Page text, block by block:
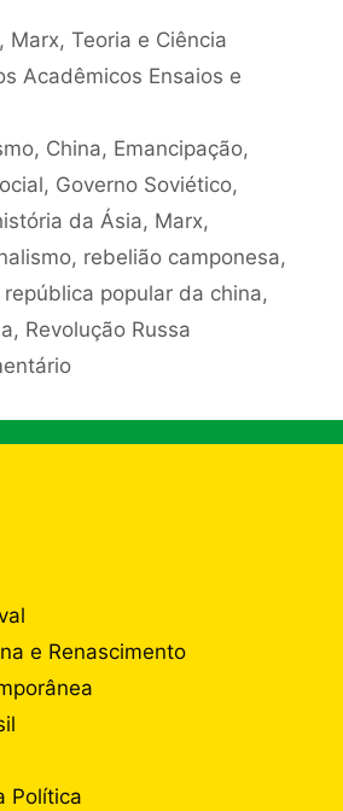
, Marx,Teoria e Ciência
Acadêmicos Ensaios e
, China, Emancipação,
, Governo Soviético,
da Ásia, Marx,
, rebelião camponesa,
república popular da china,
, Revolução Russa
e Renascimento
Política